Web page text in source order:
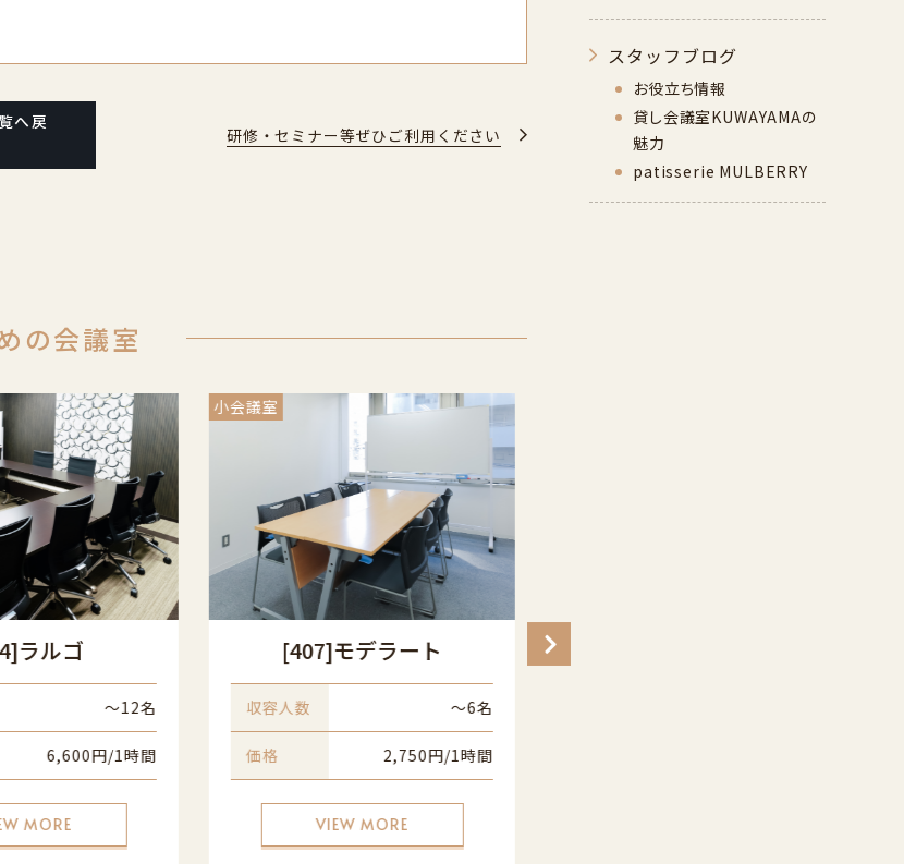
へ戻
研修・セミナー等ぜひご利用ください
の会議室
ラルゴ
〜12名
6,600円/1時間
MORE
小会議室
[407]モデラート
収容人数 〜6名
価格 2,750円/1時間
VIEW MORE
スタッフブログ
お役立ち情報
貸し会議室KUWAYAMAの
魅力
patisserie MULBERRY